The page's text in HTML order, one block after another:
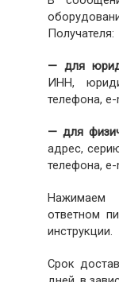
Получателя:
— для
ИНН,
телефона, e-
— для
адрес,
телефона, e-
Нажимаем
ответном
инструкции.
Срок